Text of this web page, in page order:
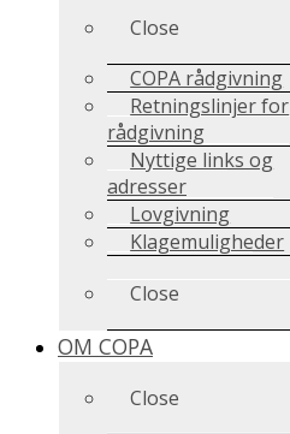
Close
COPA rådgivning
Retningslinjer for
rådgivning
Nyttige links og
adresser
Lovgivning
Klagemuligheder
Close
OM COPA
Close